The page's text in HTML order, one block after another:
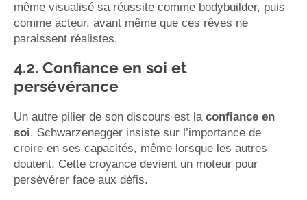
même visualisé sa réussite comme bodybuilder, puis
comme acteur, avant même que ces rêves ne
paraissent réalistes.
4.2. Confiance en soi et
persévérance
Un autre pilier de son discours est la confiance en
soi. Schwarzenegger insiste sur l’importance de
croire en ses capacités, même lorsque les autres
doutent. Cette croyance devient un moteur pour
persévérer face aux défis.